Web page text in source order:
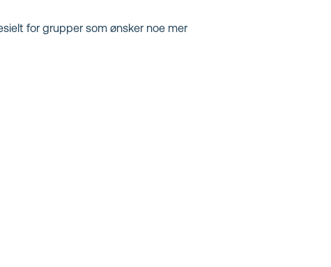
for grupper som ønsker noe mer